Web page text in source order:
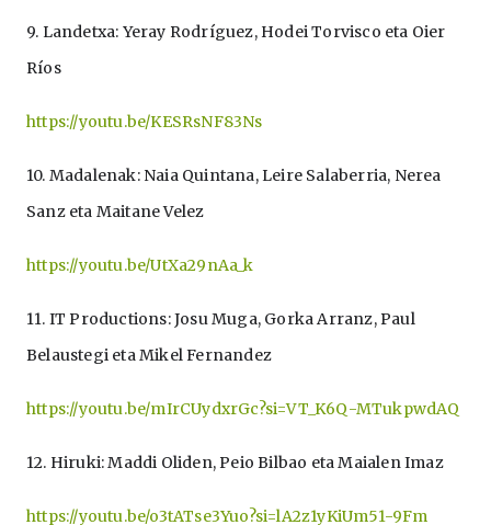
9. Landetxa: Yeray Rodríguez, Hodei Torvisco eta Oier
Ríos
https://youtu.be/KESRsNF83Ns
10. Madalenak: Naia Quintana, Leire Salaberria, Nerea
Sanz eta Maitane Velez
https://youtu.be/UtXa29nAa_k
11. IT Productions:Josu Muga, Gorka Arranz, Paul
Belaustegi eta Mikel Fernandez
https://youtu.be/mIrCUydxrGc?si=VT_K6Q-MTukpwdAQ
12. Hiruki:Maddi Oliden, Peio Bilbao eta Maialen Imaz
https://youtu.be/o3tATse3Yuo?si=lA2z1yKiUm51-9Fm